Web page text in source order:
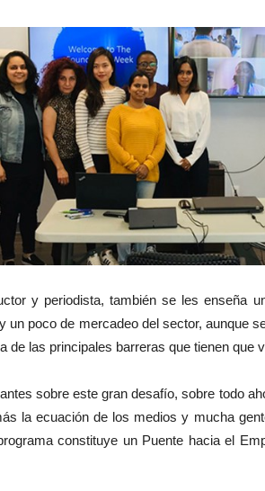
y periodista, también se les enseña
un poco de mercadeo del sector, aunque
de las principales barreras que tienen que
sobre este gran desafío, sobre todo
la ecuación de los medios y mucha
constituye un Puente hacia el